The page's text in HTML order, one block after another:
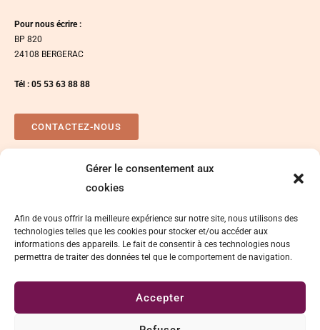
Gérer le consentement aux
cookies
Afin de vous offrir la meilleure expérience sur notre site, nous utilisons des
technologies telles que les cookies pour stocker et/ou accéder aux
informations des appareils. Le fait de consentir à ces technologies nous
permettra de traiter des données tel que le comportement de navigation.
Accepter
Pour nous écrire :
BP 820
24108 BERGERAC
Tél : 05 53 63 88 88
CONTACTEZ-NOUS
Espace presse